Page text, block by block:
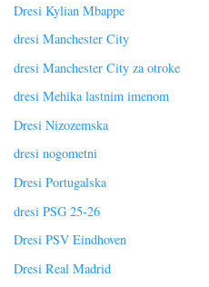
Dresi Kylian Mbappe
dresi Manchester City
dresi Manchester City za otroke
dresi Mehika lastnim imenom
Dresi Nizozemska
dresi nogometni
Dresi Portugalska
dresi PSG 25-26
Dresi PSV Eindhoven
Dresi Real Madrid